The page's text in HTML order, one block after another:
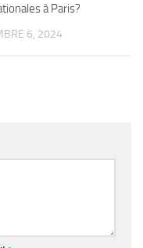
à Paris?
6, 2024